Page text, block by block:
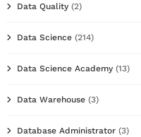
Data Quality (2)
Data Science (214)
Data Science Academy (13)
Data Warehouse (3)
Database Administrator (3)